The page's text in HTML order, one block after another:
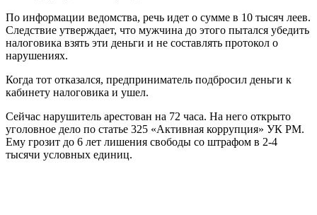
По информации ведомства, речь идет о сумме в 10 тысяч леев.
Следствие утверждает, что мужчина до этого пытался убедить
налоговика взять эти деньги и не составлять протокол о
нарушениях.
Когда тот отказался, предприниматель подбросил деньги к
кабинету налоговика и ушел.
Сейчас нарушитель арестован на 72 часа. На него открыто
уголовное дело по статье 325 «Активная коррупция» УК РМ.
Ему грозит до 6 лет лишения свободы со штрафом в 2-4
тысячи условных единиц.